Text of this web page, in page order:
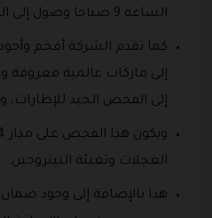
الساعة 9 صباحا وصول إلى العاشرة مساءا.
كما تقدم الشركة أفخم وأجود
إلى ماركات عالمية معروفة
إلى الفحص الجيد للإطارات،
العجلات وتعبئة النيتروجين.
هذا بالإضافة إلى وجود